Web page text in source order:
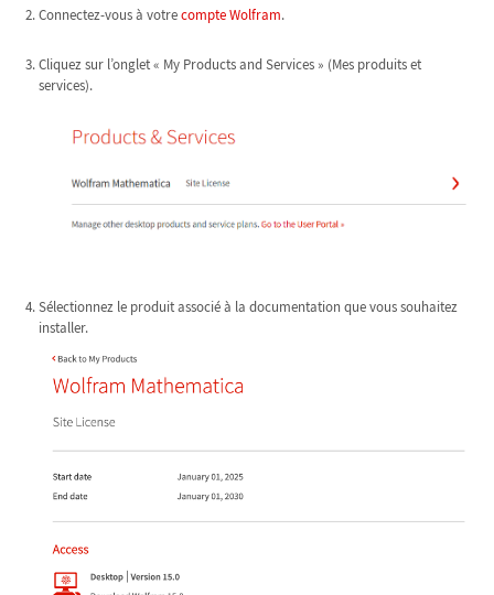
Connectez-vous à votrecompte Wolfram.
Cliquez sur l’onglet « My Products and Services » (Mes produits et
services).
Sélectionnez le produit associé à la documentation que vous souhaitez
installer.